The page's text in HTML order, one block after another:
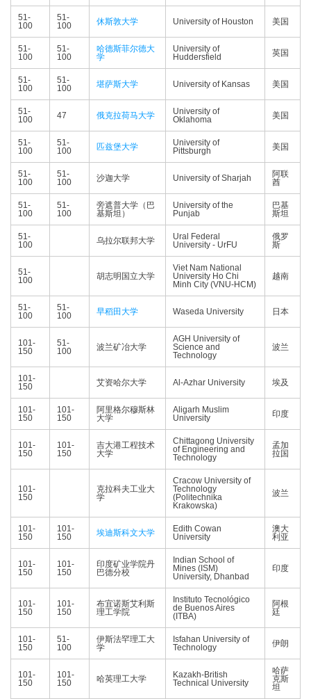
51-
100
51-
100
休斯敦大学 University of Houston 美国
51-
100
51-
100
哈德斯菲尔德大
学
University of
Huddersfield
英国
51-
100
51-
100
堪萨斯大学 University of Kansas 美国
51-
100
47 俄克拉荷马大学
University of
Oklahoma
美国
51-
100
51-
100
匹兹堡大学
University of
Pittsburgh
美国
51-
100
51-
100
沙迦大学 University of Sharjah
阿联
酋
51-
100
51-
100
旁遮普大学（巴
基斯坦）
University of the
Punjab
巴基
斯坦
51-
100
乌拉尔联邦大学
Ural Federal
University - UrFU
俄罗
斯
51-
100
胡志明国立大学
Viet Nam National
University Ho Chi
Minh City (VNU-HCM)
越南
51-
100
51-
100
早稻田大学 Waseda University 日本
101-
150
51-
100
波兰矿冶大学
AGH University of
Science and
Technology
波兰
101-
150
艾资哈尔大学 Al-Azhar University 埃及
101-
150
101-
150
阿里格尔穆斯林
大学
Aligarh Muslim
University
印度
101-
150
101-
150
吉大港工程技术
大学
Chittagong University
of Engineering and
Technology
孟加
拉国
101-
150
克拉科夫工业大
学
Cracow University of
Technology
(Politechnika
Krakowska)
波兰
101-
150
101-
150
埃迪斯科文大学
Edith Cowan
University
澳大
利亚
101-
150
101-
150
印度矿业学院丹
巴德分校
Indian School of
Mines (ISM)
University, Dhanbad
印度
101-
150
101-
150
布宜诺斯艾利斯
理工学院
Instituto Tecnológico
de Buenos Aires
(ITBA)
阿根
廷
101-
150
51-
100
伊斯法罕理工大
学
Isfahan University of
Technology
伊朗
101-
150
101-
150
哈英理工大学
Kazakh-British
Technical University
哈萨
克斯
坦